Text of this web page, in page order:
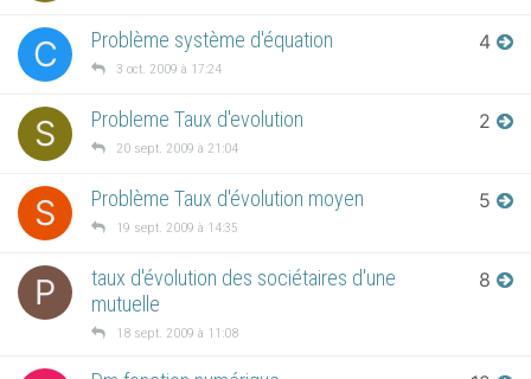
C Problème système d'équation
3 oct. 2009 à 17:24
4
S Probleme Taux d'evolution
20 sept. 2009 à 21:04
2
S Problème Taux d'évolution moyen
19 sept. 2009 à 14:35
5
P
taux d'évolution des sociétaires d'une
mutuelle
18 sept. 2009 à 11:08
8